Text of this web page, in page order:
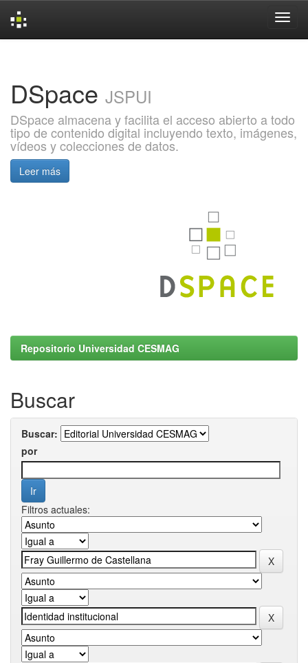
DSpace JSPUI
DSpace almacena y facilita el acceso abierto a todo
tipo de contenido digital incluyendo texto, imágenes,
vídeos y colecciones de datos.
Leer más
Repositorio Universidad CESMAG
Buscar
Buscar:
por
Filtros actuales: